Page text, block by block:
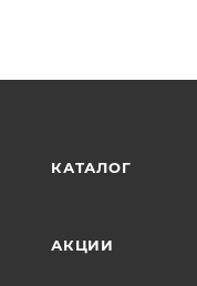
КАТАЛОГ
АКЦИИ